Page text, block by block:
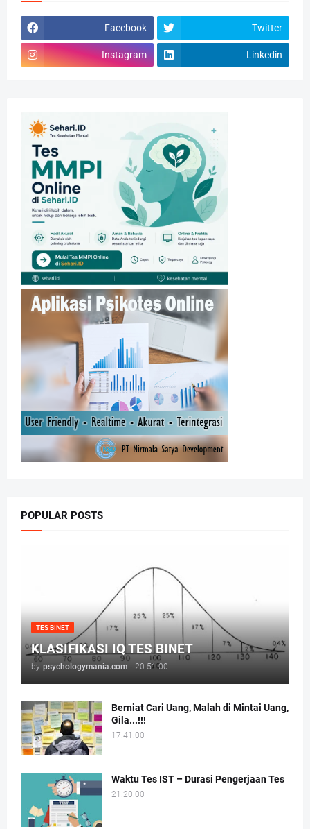
Facebook Twitter
Instagram Linkedin
POPULAR POSTS
TES BINET
KLASIFIKASI IQ TES BINET
by psychologymania.com - 20.51.00
Berniat Cari Uang, Malah di Mintai Uang,
Gila...!!!
17.41.00
Waktu Tes IST – Durasi Pengerjaan Tes
21.20.00